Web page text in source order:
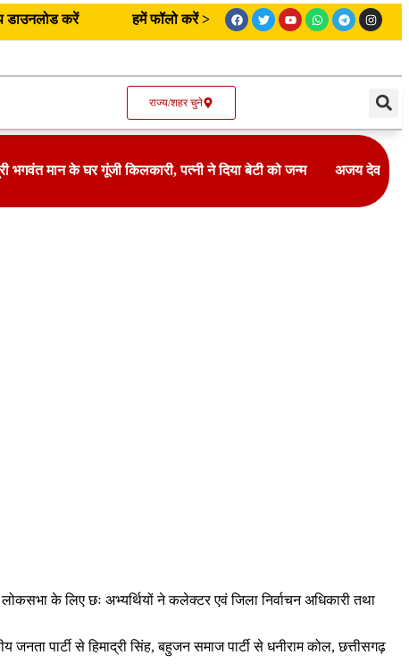
डाउनलोड करें हमें फॉलो करें >
राज्य/शहर चुने
घर गूंजी किलकारी, पत्नी ने दिया बेटी को जन्म अजय देवगन की फिल्म
के लिए छः अभ्यर्थियों ने कलेक्टर एवं जिला निर्वाचन अधिकारी तथा
पार्टी से हिमाद्री सिंह, बहुजन समाज पार्टी से धनीराम कोल, छत्तीसगढ़